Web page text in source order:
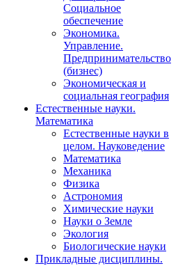
Социальное
обеспечение
Экономика.
Управление.
Предпринимательство
(бизнес)
Экономическая и
социальная география
Естественные науки.
Математика
Естественные науки в
целом. Науковедение
Математика
Механика
Физика
Астрономия
Химические науки
Науки о Земле
Экология
Биологические науки
Прикладные дисциплины.